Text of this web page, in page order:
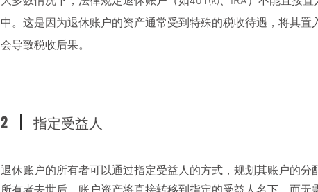
中。这是因为退休账户的资产通常受到特殊的税收待遇，将其置
会导致税收后果。
2 指定受益人
退休账户的所有者可以通过指定受益人的方式，规划其账户的分